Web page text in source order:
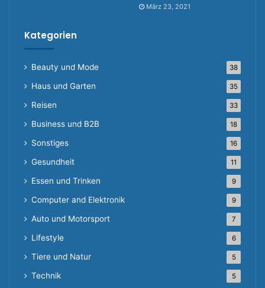
März 23, 2021
Kategorien
Beauty und Mode 38
Haus und Garten 35
Reisen 33
Business und B2B 18
Sonstiges 16
Gesundheit 11
Essen und Trinken 9
Computer and Elektronik 9
Auto und Motorsport 7
Lifestyle 6
Tiere und Natur 5
Technik 5